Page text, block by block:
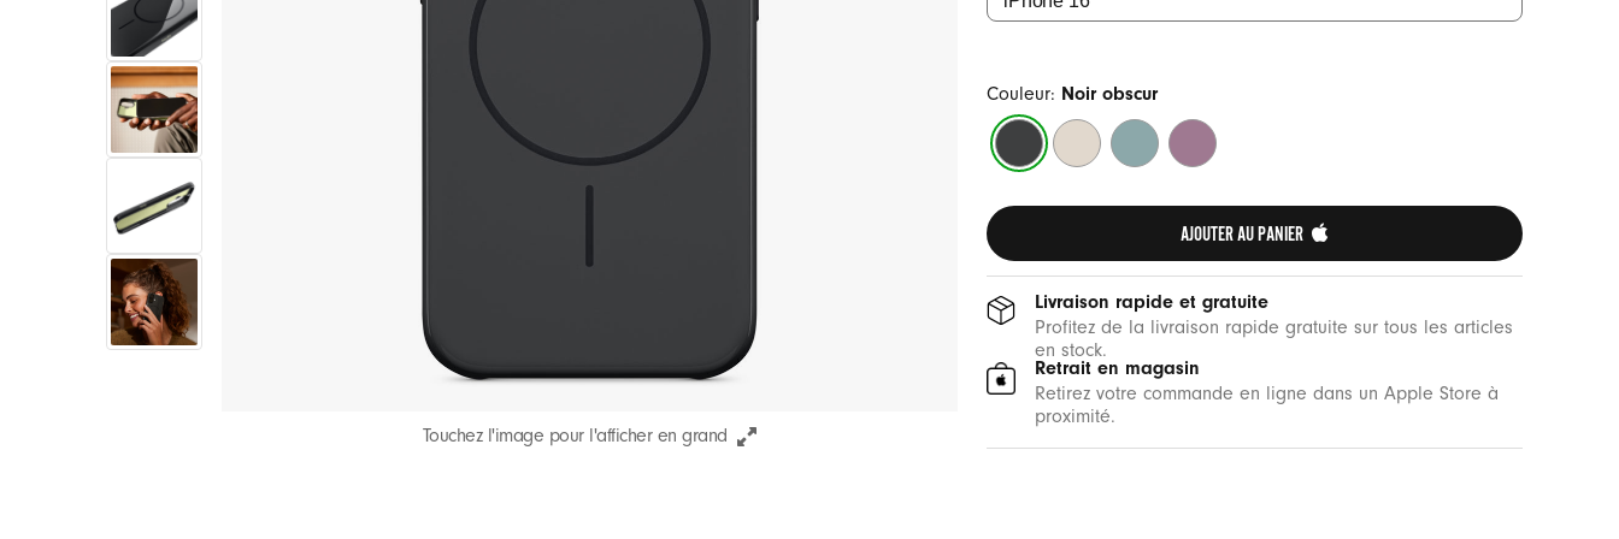
Touchez l'image pour l'afficher en grand
Couleur: Noir obscur
Noir
obscur
Pierre
de
Bleu
tempête
Violet
vespéral
AJOUTER AU PANIER
Livraison rapide et gratuite
Profitez de la livraison rapide gratuite sur tous les articles
en stock.
Retrait en magasin
Retirez votre commande en ligne dans un Apple Store à
proximité.